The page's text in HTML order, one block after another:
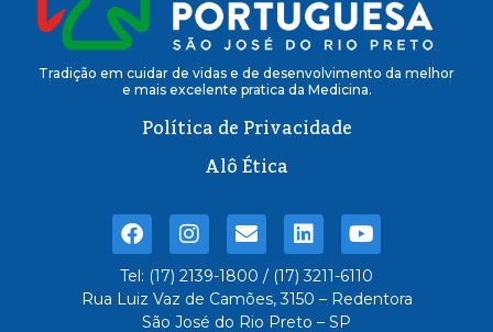
Tradição em cuidar de vidas e de desenvolvimento da melhor
e mais excelente pratica da Medicina.
Política de Privacidade
Alô Ética
Tel: (17) 2139-1800 / (17) 3211-6110
Rua Luiz Vaz de Camões, 3150 – Redentora
São José do Rio Preto – SP